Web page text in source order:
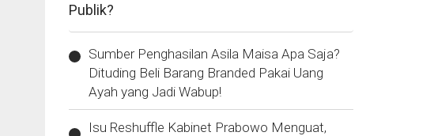
Publik?
Sumber Penghasilan Asila Maisa Apa Saja?
Dituding Beli Barang Branded Pakai Uang
Ayah yang Jadi Wabup!
Isu Reshuffle Kabinet Prabowo Menguat,